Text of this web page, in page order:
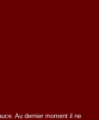
Au dernier moment il ne